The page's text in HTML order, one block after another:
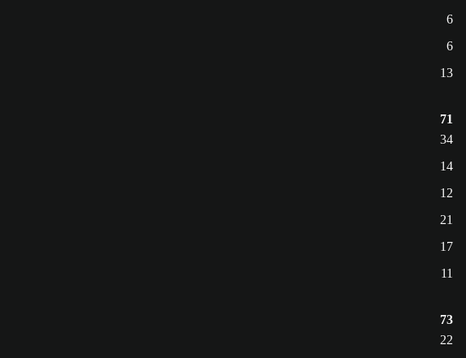
6
6
13
71
34
14
12
21
17
11
73
22